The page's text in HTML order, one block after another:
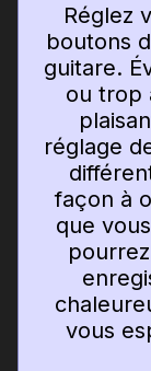
Réglez
boutons
guitare.
ou trop
réglage
façon à
que
vous